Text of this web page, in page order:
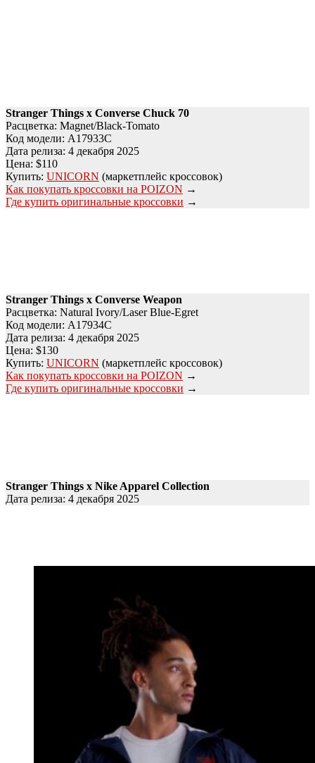
Stranger Things x Converse Chuck 70
Расцветка: Magnet/Black-Tomato
Код модели: A17933C
Дата релиза: 4 декабря 2025
Цена: $110
Купить: UNICORN (маркетплейс кроссовок)
Как покупать кроссовки на POIZON →
Где купить оригинальные кроссовки →
Stranger Things x Converse Weapon
Расцветка: Natural Ivory/Laser Blue-Egret
Код модели: A17934C
Дата релиза: 4 декабря 2025
Цена: $130
Купить: UNICORN (маркетплейс кроссовок)
Как покупать кроссовки на POIZON →
Где купить оригинальные кроссовки →
Stranger Things x Nike Apparel Collection
Дата релиза: 4 декабря 2025